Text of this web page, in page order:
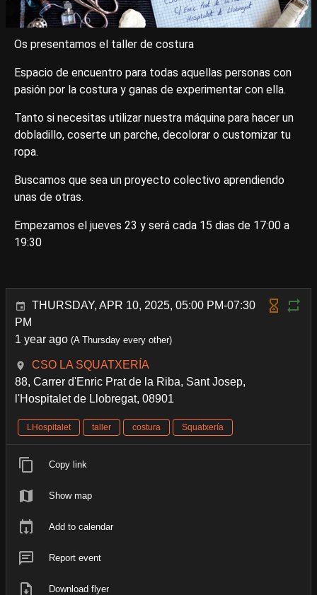
Os presentamos el taller de costura
Espacio de encuentro para todas aquellas personas con
pasión por la costura y ganas de experimentar con ella.
Tanto si necesitas utilizar nuestra máquina para hacer un
dobladillo, coserte un parche, decolorar o customizar tu
ropa.
Buscamos que sea un proyecto colectivo aprendiendo
unas de otras.
Empezamos el jueves 23 y será cada 15 dias de 17:00 a
19:30
THURSDAY, APR 10, 2025, 05:00 PM-07:30
PM
1 year ago (A Thursday every other)
CSO LA SQUATXERÍA
88, Carrer d'Enric Prat de la Riba, Sant Josep,
l'Hospitalet de Llobregat, 08901
LHospitalet taller costura Squatxería
Copy link
Show map
Add to calendar
Report event
Download flyer